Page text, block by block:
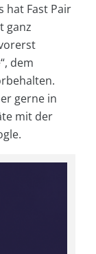
hat Fast Pair
ganz
dem
gerne in
mit der